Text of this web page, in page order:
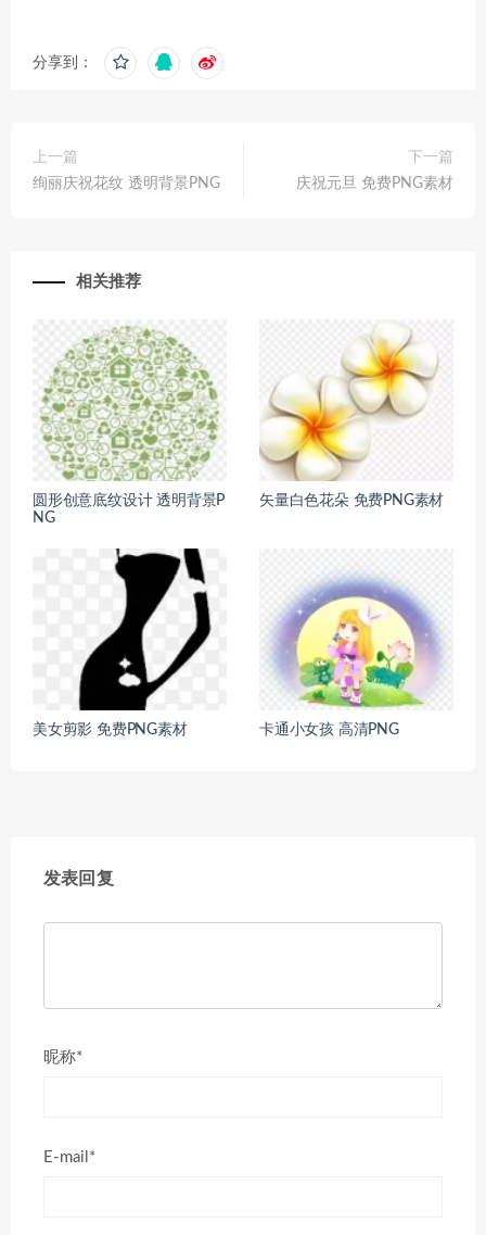
分享到：
上一篇
绚丽庆祝花纹 透明背景PNG
下一篇
庆祝元旦 免费PNG素材
相关推荐
圆形创意底纹设计 透明背景P
NG
矢量白色花朵 免费PNG素材
美女剪影 免费PNG素材 卡通小女孩 高清PNG
发表回复
昵称*
E-mail*